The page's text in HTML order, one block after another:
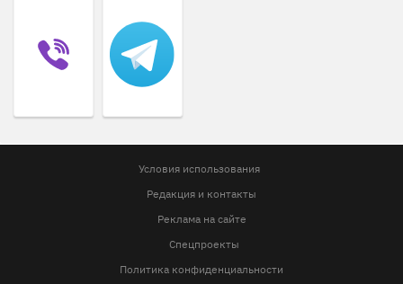
Условия использования
Редакция и контакты
Реклама на сайте
Спецпроекты
Политика конфиденциальности